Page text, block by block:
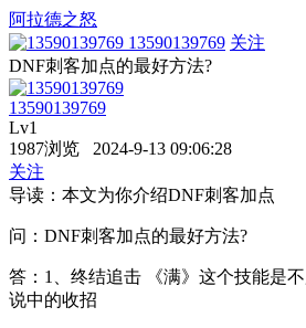
阿拉德之怒
13590139769 关注
DNF刺客加点的最好方法?
13590139769
Lv1
1987浏览 2024-9-13 09:06:28
关注
导读：本文为你介绍DNF刺客加点
问：DNF刺客加点的最好方法?
答：1、终结追击 《满》这个技能是
说中的收招